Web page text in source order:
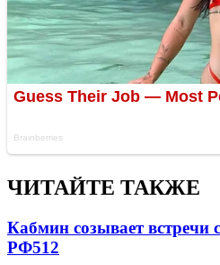
ЧИТАЙТЕ ТАКЖЕ
Кабмин созывает встречи
РФ512